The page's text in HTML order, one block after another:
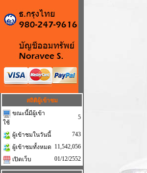
สถิติผู้เข้าชม
ขณะนี้มีผู้เข้า
ใช้
5
ผู้เข้าชมในวันนี้
743
ผู้เข้าชมทั้งหมด 11,542,056
เปิดเว็บ
01/12/2552